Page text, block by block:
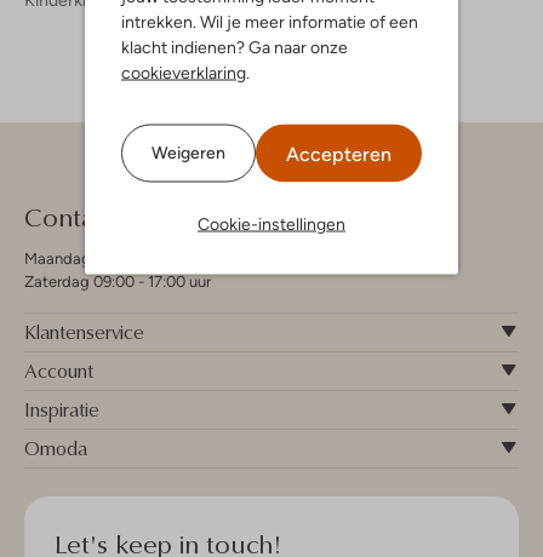
intrekken. Wil je meer informatie of een
klacht indienen? Ga naar onze
cookieverklaring
Weigeren Accepteren
Cookie-instellingen
Contact
Maandag - Vrijdag 09:00 - 19:00 uur
Zaterdag 09:00 - 17:00 uur
Klantenservice
Account
Inspiratie
Omoda
Let's keep in touch!